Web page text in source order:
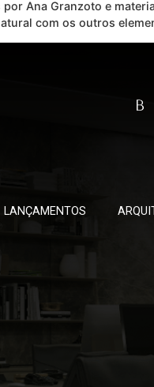
Ana Granzoto e
com os outros
LANÇAMENTOS